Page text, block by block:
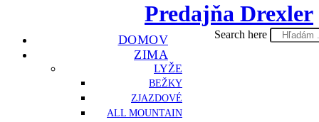
DOMOV
ZIMA
LYŽE
BEŽKY
ZJAZDOVÉ
ALL MOUNTAIN
Search here